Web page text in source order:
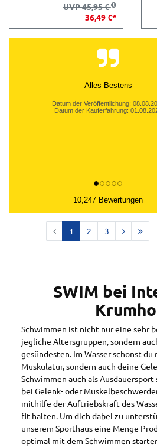
UVP 45,95 €
36,49 €*
Super Abwicklung und toller Preis.
Datum der Veröffentlichung:
Datum der Kauferfahrung:
10,247 Bewertungen
1 2 3
SWIM bei
Schwimmen ist nicht nur eine sehr
jegliche Altersgruppen, sondern
gesündesten. Im Wasser schonst
Muskulatur, sondern auch deine
Schwimmen auch als
bei Gelenk- oder
mithilfe der Auftriebskraft des
fit halten. Um dich dabei zu
unserem Sporthaus eine Menge
optimal mit dem Schwimmen